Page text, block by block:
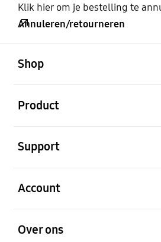
Klik hier om je bestelling te
Annuleren/retourneren
Shop
Product
Support
Account
Over ons